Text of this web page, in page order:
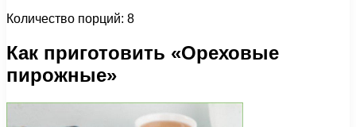
Количество порций: 8
Как приготовить «Ореховые
пирожные»